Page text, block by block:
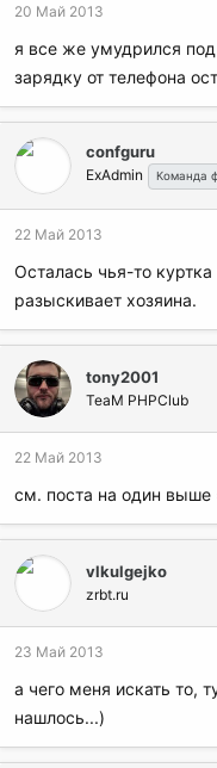
20 Май 2013
я все же умудрился под
зарядку от телефона
confguru
ExAdmin Команда
22 Май 2013
Осталась чья-то
разыскивает хозяина.
tony2001
TeaM PHPClub
22 Май 2013
см. поста на один выше
vlkulgejko
zrbt.ru
23 Май 2013
а чего меня искать то,
нашлось...)